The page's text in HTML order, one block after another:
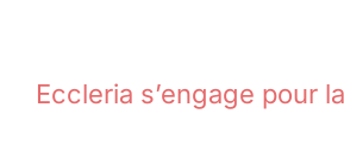
Eccleria s’engage pour